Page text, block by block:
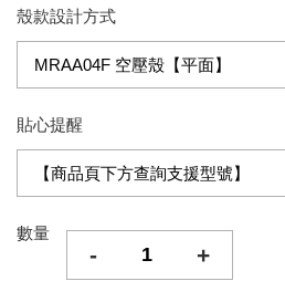
殼款設計方式
貼心提醒
數量
- +